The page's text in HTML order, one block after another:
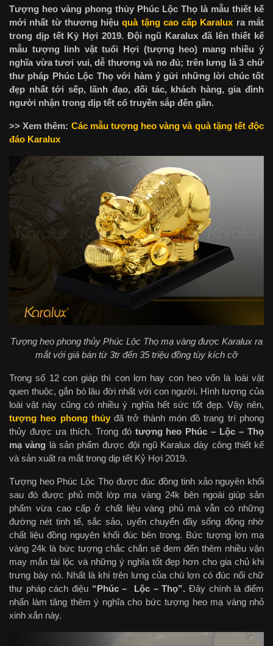
Tượng heo vàng phong thủy Phúc Lộc Thọ là mẫu thiết kế
mới nhất từ thương hiệuquà tặng cao cấp Karalux ra mắt
trong dịp tết Kỷ Hợi 2019. Đội ngũ Karalux đã lên thiết kế
mẫu tượng linh vật tuổi Hợi (tượng heo) mang nhiều ý
nghĩa vừa tươi vui, dễ thương và no đủ; trên lưng là 3 chữ
thư pháp Phúc Lộc Thọ với hàm ý gửi những lời chúc tốt
đẹp nhất tới sếp, lãnh đạo, đối tác, khách hàng, gia đình
người nhận trong dịp tết cổ truyền sắp đến gần.
>> Xem thêm: Các mẫu tượng heo vàng và quà tặng tết độc
đáo Karalux
Tượng heo phong thủy Phúc Lộc Thọ mạ vàng được Karalux ra
mắt với giá bán từ 3tr đến 35 triệu đồng tùy kích cỡ
Trong số 12 con giáp thì con lợn hay con heo vốn là loài vật
quen thuộc, gắn bó lâu đời nhất với con người. Hình tượng của
loài vật này cũng có nhiều ý nghĩa hết sức tốt đẹp. Vậy nên,
tượng heo phong thủyđã trở thành món đồ trang trí phong
thủy được ưa thích. Trong đó tượng heo Phúc – Lộc – Thọ
mạ vàng là sản phẩm được đội ngũ Karalux dày công thiết kế
và sản xuất ra mắt trong dịp tết Kỷ Hợi 2019.
Tượng heo Phúc Lộc Thọ được đúc đồng tinh xảo nguyên khối
sau đó được phủ một lớp mạ vàng 24k bên ngoài giúp sản
phẩm vừa cao cấp ở chất liệu vàng phủ mà vẫn có những
đường nét tinh tế, sắc sảo, uyển chuyển đầy sống động nhờ
chất liệu đồng nguyên khối đúc bên trong. Bức tượng lợn mạ
vàng 24k là bức tượng chắc chắn sẽ đem đến thêm nhiều vận
may mắn tài lộc và những ý nghĩa tốt đẹp hơn cho gia chủ khi
trưng bày nó. Nhất là khi trên lưng của chú lợn có đúc nổi chữ
thư pháp cách điệu “Phúc – Lộc – Thọ”. Đây chính là điểm
nhấn làm tăng thêm ý nghĩa cho bức tượng heo mạ vàng nhỏ
xinh xắn này.